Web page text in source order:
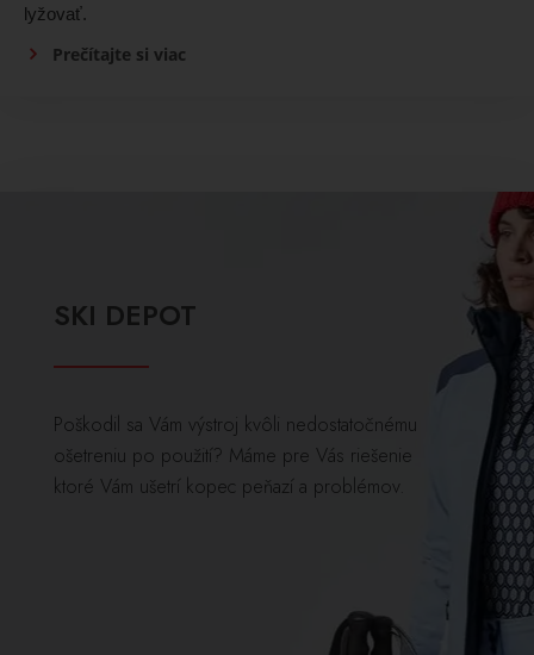
lyžovať.
Prečítajte si viac
SKI DEPOT
Poškodil sa Vám výstroj kvôli nedostatočnému
ošetreniu po použití? Máme pre Vás riešenie
ktoré Vám ušetrí kopec peňazí a problémov.